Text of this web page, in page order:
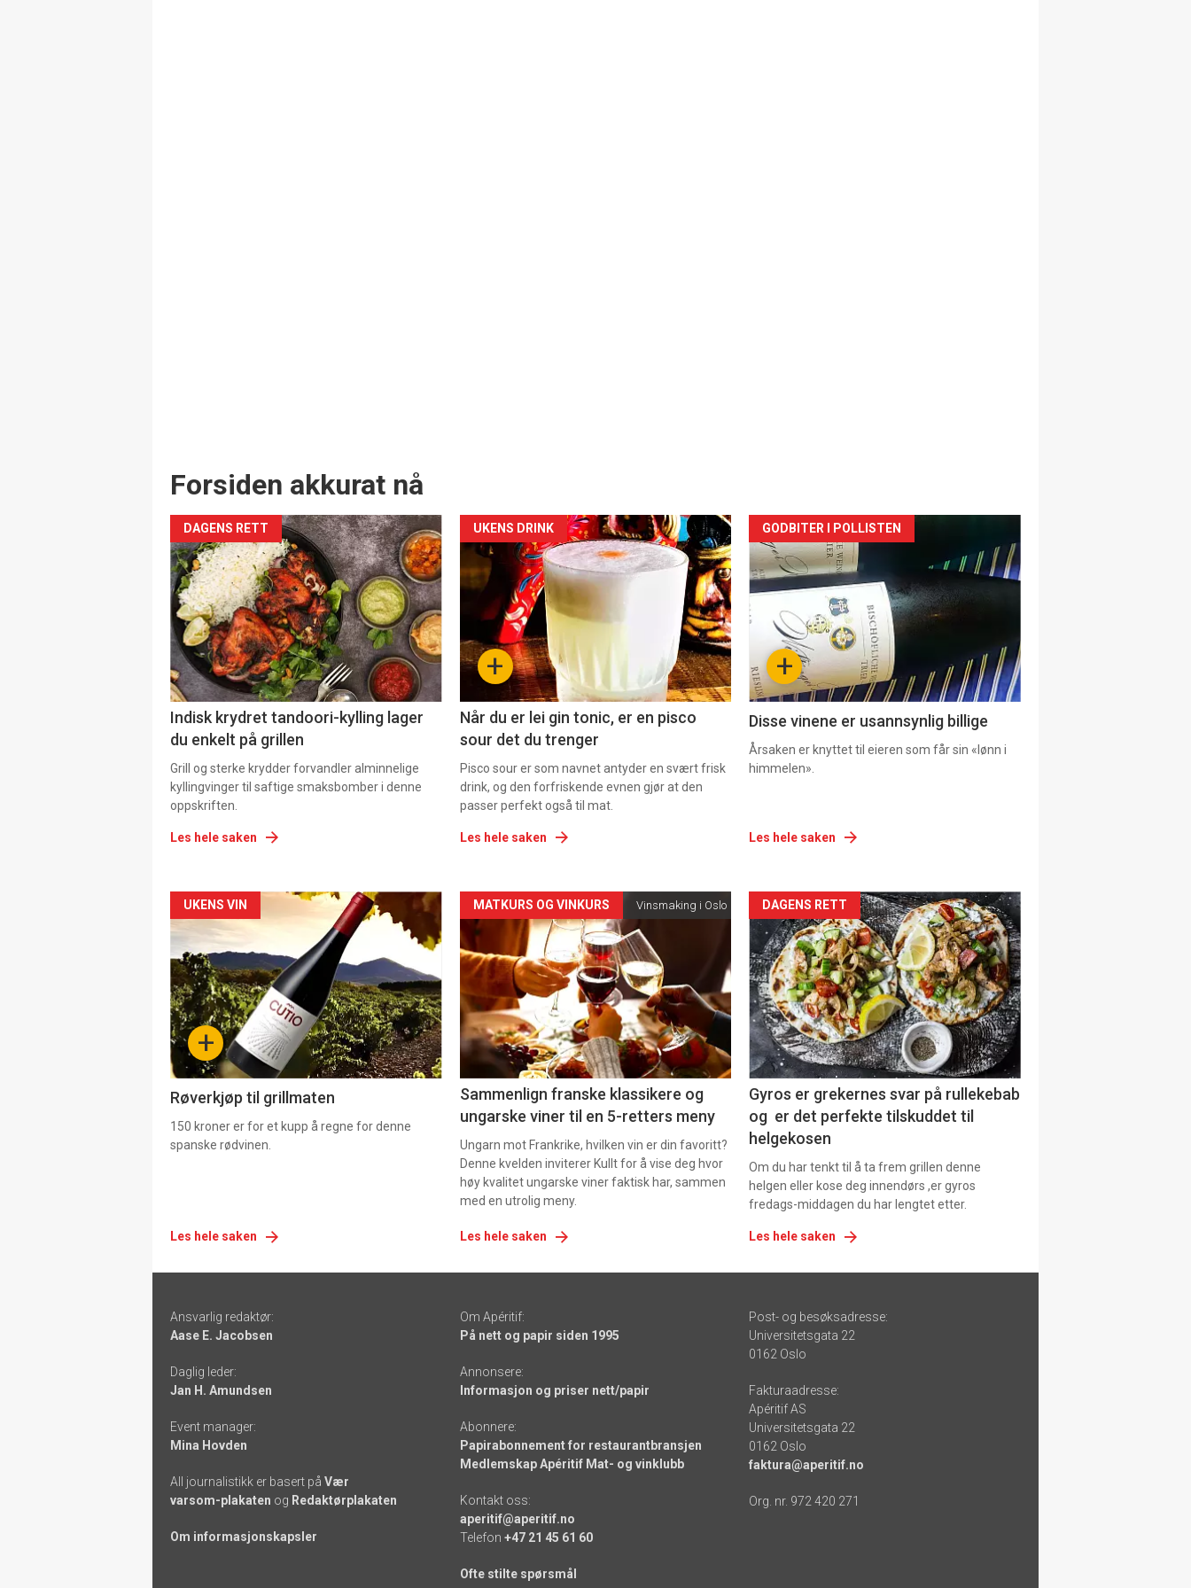
Forsiden akkurat nå
DAGENS RETT
Indisk krydret tandoori-kylling lager
du enkelt på grillen
Grill og sterke krydder forvandler alminnelige
kyllingvinger til saftige smaksbomber i denne
oppskriften.
Les hele saken
Forsiden
akkurat
nå
-
+
UKENS DRINK
Når du er lei gin tonic, er en pisco
sour det du trenger
Pisco sour er som navnet antyder en svært frisk
drink, og den forfriskende evnen gjør at den
passer perfekt også til mat.
Les hele saken
Forsiden
akkurat
nå
3 +
GODBITER I POLLISTEN
Disse vinene er usannsynlig billige
Årsaken er knyttet til eieren som får sin «lønn i
himmelen».
Les hele saken
Forsiden
akkurat
nå
-
4 +
UKENS VIN
Røverkjøp til grillmaten
150 kroner er for et kupp å regne for denne
spanske rødvinen.
Les hele saken
Forsiden
akkurat
nå
-
5
MATKURS OG VINKURS Vinsmaking i Oslo
Sammenlign franske klassikere og
ungarske viner til en 5-retters meny
Ungarn mot Frankrike, hvilken vin er din favoritt?
Denne kvelden inviterer Kullt for å vise deg hvor
høy kvalitet ungarske viner faktisk har, sammen
med en utrolig meny.
Les hele saken
Forsiden
akkurat
nå
-
6
DAGENS RETT
Gyros er grekernes svar på rullekebab
og er det perfekte tilskuddet til
helgekosen
Om du har tenkt til å ta frem grillen denne
helgen eller kose deg innendørs ,er gyros
fredags-middagen du har lengtet etter.
Les hele saken
-
links
Ansvarlig redaktør:
Aase E. Jacobsen
Daglig leder:
Jan H. Amundsen
Event manager:
Mina Hovden
All journalistikk er basert på Vær
varsom-plakaten og Redaktørplakaten
Om informasjonskapsler
Om Apéritif:
På nett og papir siden 1995
Annonsere:
Informasjon og priser nett/papir
Abonnere:
Papirabonnement for restaurantbransjen
Medlemskap Apéritif Mat- og vinklubb
Kontakt oss:
aperitif@aperitif.no
Telefon +47 21 45 61 60
Ofte stilte spørsmål
Post- og besøksadresse:
Universitetsgata 22
0162 Oslo
Fakturaadresse:
Apéritif AS
Universitetsgata 22
0162 Oslo
faktura@aperitif.no
Org. nr. 972 420 271